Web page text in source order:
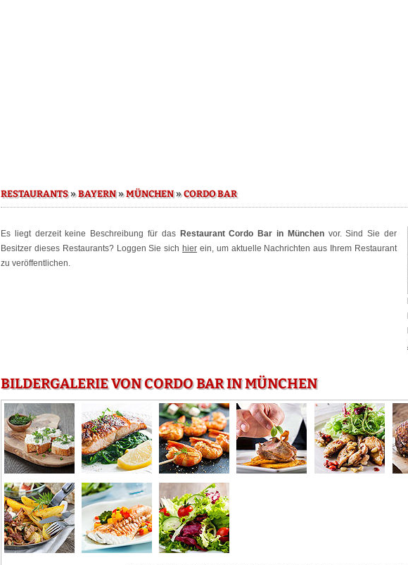
RESTAURANTS»BAYERN»MÜNCHEN»CORDO BAR
Es liegt derzeit keine Beschreibung für das Restaurant Cordo Bar in Münchenvor. Sind Sie der
Besitzer dieses Restaurants? Loggen Sie sich hier ein, um aktuelle Nachrichten aus Ihrem Restaurant
zu veröffentlichen.
BILDERGALERIE VON CORDO BAR IN MÜNCHEN